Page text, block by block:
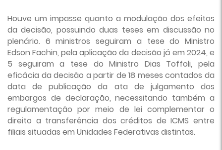
Houve um impasse quanto a modulação dos efeitos
da decisão, possuindo duas teses em discussão no
plenário. 6 ministros seguiram a tese do Ministro
Edson Fachin, pela aplicação da decisão já em 2024, e
5 seguiram a tese do Ministro Dias Toffoli, pela
eficácia da decisão a partir de 18 meses contados da
data de publicação da ata de julgamento dos
embargos de declaração, necessitando também a
regulamentação por meio de lei complementar o
direito a transferência dos créditos de ICMS entre
filiais situadas em Unidades Federativas distintas.